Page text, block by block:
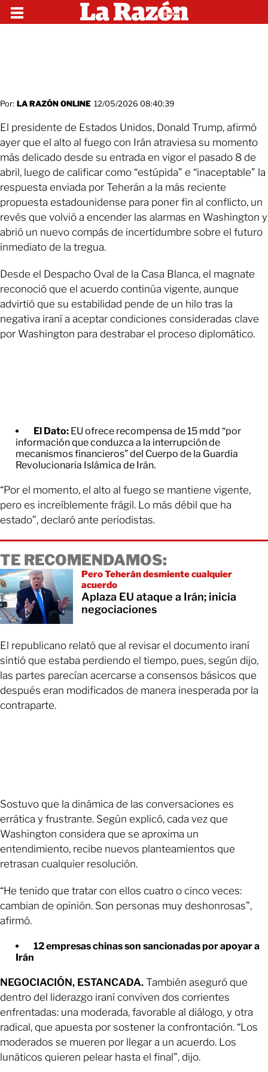
Por: LA RAZÓN ONLINE 12/05/2026 08:40:39
El presidente de Estados Unidos, Donald Trump, afirmó
ayer que el alto al fuego con Irán atraviesa su momento
más delicado desde su entrada en vigor el pasado 8 de
abril, luego de calificar como “estúpida” e “inaceptable” la
respuesta enviada por Teherán a la más reciente
propuesta estadounidense para poner fin al conflicto, un
revés que volvió a encender las alarmas en Washington y
abrió un nuevo compás de incertidumbre sobre el futuro
inmediato de la tregua.
Desde el Despacho Oval de la Casa Blanca, el magnate
reconoció que el acuerdo continúa vigente, aunque
advirtió que su estabilidad pende de un hilo tras la
negativa iraní a aceptar condiciones consideradas clave
por Washington para destrabar el proceso diplomático.
El Dato: EU ofrece recompensa de 15 mdd “por
información que conduzca a la interrupción de
mecanismos financieros” del Cuerpo de la Guardia
Revolucionaria Islámica de Irán.
“Por el momento, el alto al fuego se mantiene vigente,
pero es increíblemente frágil. Lo más débil que ha
estado”, declaró ante periodistas.
TE RECOMENDAMOS:
Pero Teherán desmiente cualquier
acuerdo
Aplaza EU ataque a Irán; inicia
negociaciones
El republicano relató que al revisar el documento iraní
sintió que estaba perdiendo el tiempo, pues, según dijo,
las partes parecían acercarse a consensos básicos que
después eran modificados de manera inesperada por la
contraparte.
Sostuvo que la dinámica de las conversaciones es
errática y frustrante. Según explicó, cada vez que
Washington considera que se aproxima un
entendimiento, recibe nuevos planteamientos que
retrasan cualquier resolución.
“He tenido que tratar con ellos cuatro o cinco veces:
cambian de opinión. Son personas muy deshonrosas”,
afirmó.
12 empresas chinas son sancionadas por apoyar a
Irán
NEGOCIACIÓN, ESTANCADA. También aseguró que
dentro del liderazgo iraní conviven dos corrientes
enfrentadas: una moderada, favorable al diálogo, y otra
radical, que apuesta por sostener la confrontación. “Los
moderados se mueren por llegar a un acuerdo. Los
lunáticos quieren pelear hasta el final”, dijo.